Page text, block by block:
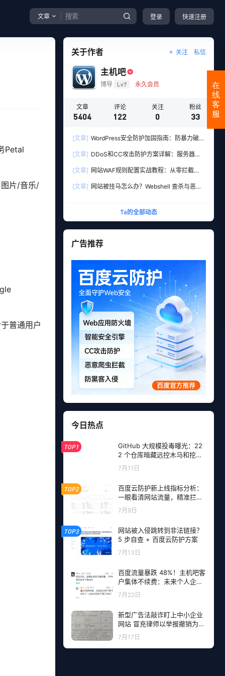
文章 登录 快速注册
Petal
图片/音乐/
普通用户
关于作者 关注 私信
主机吧
博导 Lv7 永久会员
文章
5404
评论
122
关注
0
粉丝
33
[文章] WordPress安全防护加固指南：防暴力破解
[文章] DDoS和CC攻击防护方案详解：服务器加
[文章] 网站WAF规则配置实战教程：从零拦截
[文章] 网站被挂马怎么办？Webshell 查杀与恶意
Ta的全部动态
广告推荐
今日热点
TOP1
GitHub 大规模投毒曝光：22
2 个仓库暗藏远控木马和挖矿
程序，开发者成目标
7月11日
TOP2
百度云防护新上线指标分析：
一眼看清网站流量，精准拦截
恶意请求
7月9日
TOP3
网站被入侵跳转到非法链接？
5 步自查 + 百度云防护方案
7月13日
百度流量暴跌 48%！主机吧客
户集体不续费：未来个人企业
网站流量从哪里来？
7月22日
新型广告法敲诈盯上中小企业
网站 冒充律师以举报撤销为由
勒索钱财
7月17日
在
线
客
服